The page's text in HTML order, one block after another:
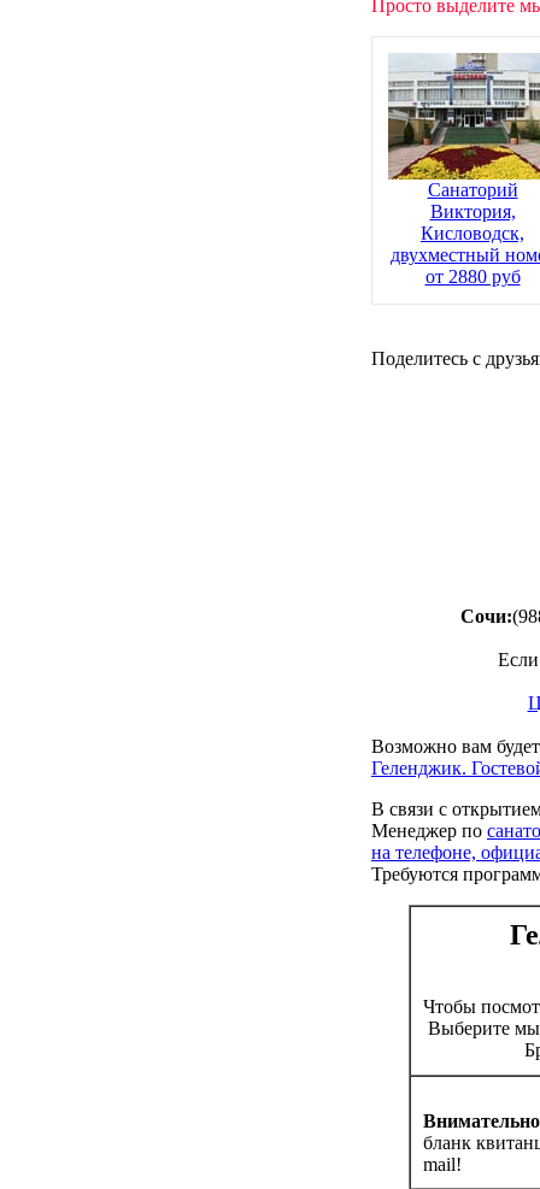
Просто выделите
Санаторий
Виктория,
Кисловодск,
двухместный
от 2880 руб
Поделитесь с
Сочи:
Возможно вам
Геленджик.
В связи с
Менеджер по
на телефоне,
Требуются
Чтобы
Выберите
бланк
mail!